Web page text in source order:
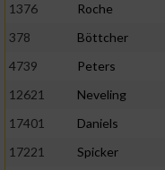
1376
Roche
378
Böttcher
4739
Peters
12621
Neveling
17401
Daniels
17221
Spicker